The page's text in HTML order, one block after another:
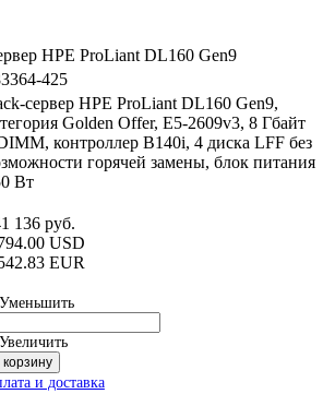
HPE ProLiant DL160 Gen9
425
сервер HPE ProLiant DL160 Gen9,
Golden Offer, E5-2609v3, 8 Гбайт
контроллер B140i, 4 диска LFF без
горячей замены, блок питания
Вт
136 руб.
USD
EUR